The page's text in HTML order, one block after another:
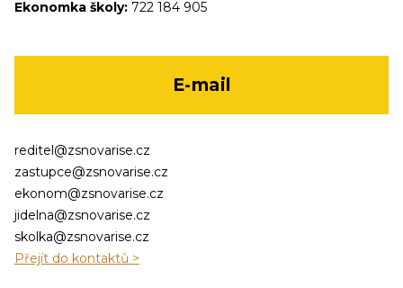
Ekonomka školy: 722 184 905
E-mail
reditel@zsnovarise.cz
zastupce@zsnovarise.cz
ekonom@zsnovarise.cz
jidelna@zsnovarise.cz
skolka@zsnovarise.cz
Přejít do kontaktů >